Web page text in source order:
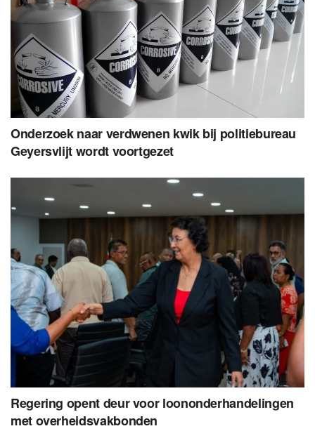
Onderzoek naar verdwenen kwik bij politiebureau
Geyersvlijt wordt voortgezet
Regering opent deur voor loononderhandelingen
met overheidsvakbonden